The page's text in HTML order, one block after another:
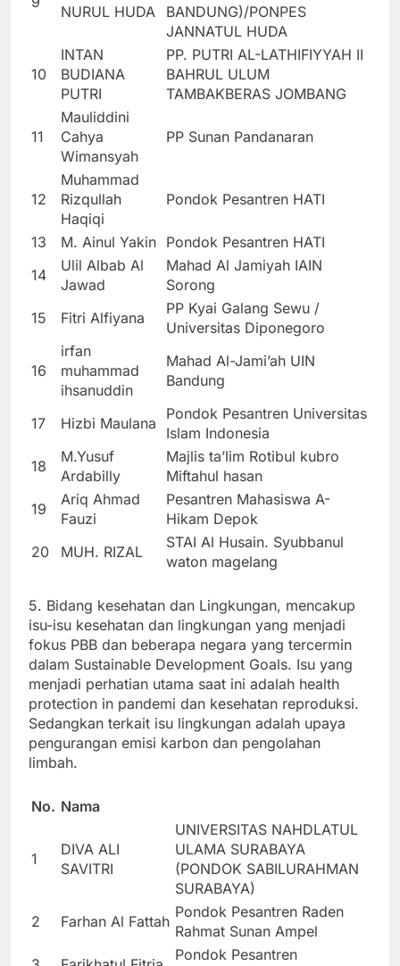
NURUL HUDA
BANDUNG)/PONPES
JANNATUL HUDA
10
INTAN
BUDIANA
PUTRI
PP. PUTRI AL-LATHIFIYYAH II
BAHRUL ULUM
TAMBAKBERAS JOMBANG
11
Mauliddini
Cahya
Wimansyah
PP Sunan Pandanaran
12
Muhammad
Rizqullah
Haqiqi
Pondok Pesantren HATI
13 M. Ainul Yakin Pondok Pesantren HATI
14
Ulil Albab Al
Jawad
Mahad Al Jamiyah IAIN
Sorong
15
Fitri Alfiyana
PP Kyai Galang Sewu /
Universitas Diponegoro
16
irfan
muhammad
ihsanuddin
Mahad Al-Jami’ah UIN
Bandung
17 Hizbi Maulana
Pondok Pesantren Universitas
Islam Indonesia
18
M.Yusuf
Ardabilly
Majlis ta’lim Rotibul kubro
Miftahul hasan
19
Ariq Ahmad
Fauzi
Pesantren Mahasiswa A-
Hikam Depok
20
MUH. RIZAL
STAI Al Husain. Syubbanul
waton magelang
5. Bidang kesehatan dan Lingkungan, mencakup
isu-isu kesehatan dan lingkungan yang menjadi
fokus PBB dan beberapa negara yang tercermin
dalam Sustainable Development Goals. Isu yang
menjadi perhatian utama saat ini adalah health
protection in pandemi dan kesehatan reproduksi.
Sedangkan terkait isu lingkungan adalah upaya
pengurangan emisi karbon dan pengolahan
limbah.
No. Nama
1
DIVA ALI
SAVITRI
UNIVERSITAS NAHDLATUL
ULAMA SURABAYA
(PONDOK SABILURAHMAN
SURABAYA)
2
Farhan Al Fattah
Pondok Pesantren Raden
Rahmat Sunan Ampel
Pondok Pesantren